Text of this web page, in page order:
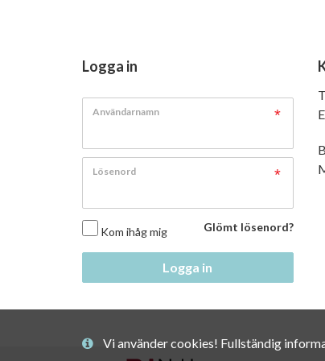
Vi använder cookies! Fullständig
Logga in
Användarnamn
Lösenord
Kom ihåg mig Glömt lösenord?
Logga in